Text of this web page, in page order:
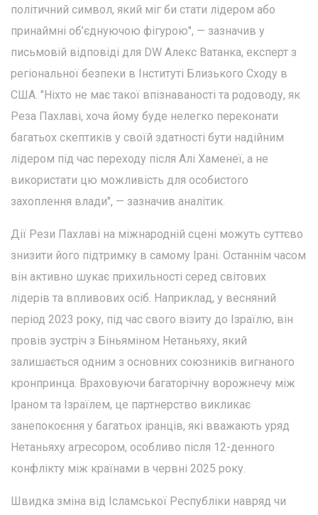
політичний символ, який міг би стати лідером або
принаймні об’єднуючою фігурою", — зазначив у
письмовій відповіді для DW Алекс Ватанка, експерт з
регіональної безпеки в Інституті Близького Сходу в
США. "Ніхто не має такої впізнаваності та родоводу, як
Реза Пахлаві, хоча йому буде нелегко переконати
багатьох скептиків у своїй здатності бути надійним
лідером під час переходу після Алі Хаменеї, а не
використати цю можливість для особистого
захоплення влади", — зазначив аналітик.
Дії Рези Пахлаві на міжнародній сцені можуть суттєво
знизити його підтримку в самому Ірані. Останнім часом
він активно шукає прихильності серед світових
лідерів та впливових осіб. Наприклад, у весняний
період 2023 року, під час свого візиту до Ізраїлю, він
провів зустріч з Біньяміном Нетаньяху, який
залишається одним з основних союзників вигнаного
кронпринца. Враховуючи багаторічну ворожнечу між
Іраном та Ізраїлем, це партнерство викликає
занепокоєння у багатьох іранців, які вважають уряд
Нетаньяху агресором, особливо після 12-денного
конфлікту між країнами в червні 2025 року.
Швидка зміна від Ісламської Республіки навряд чи